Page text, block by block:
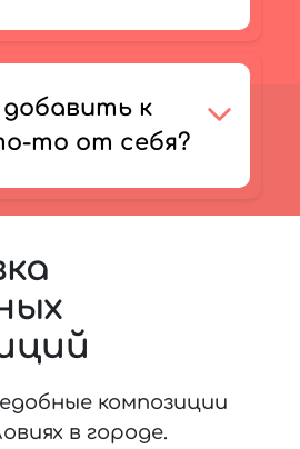
к
то от себя?
композиции
в городе.